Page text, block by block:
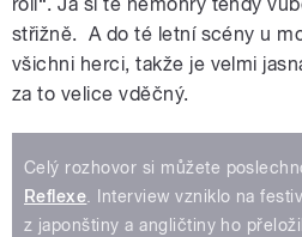
střižně. A do té letní scény u
všichni herci, takže je velmi
za to velice vděčný.
Celý rozhovor si můžete
Reflexe. Interview vzniklo na
z japonštiny a angličtiny ho